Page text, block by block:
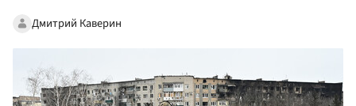
Дмитрий Каверин